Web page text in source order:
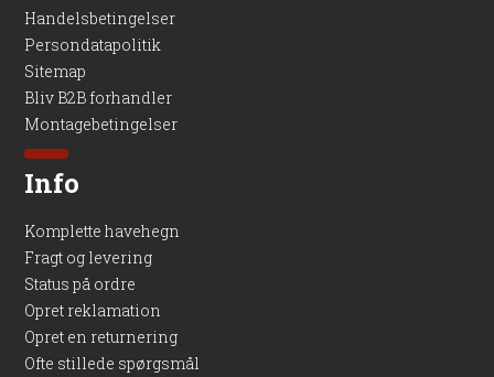
Handelsbetingelser
Persondatapolitik
Sitemap
Bliv B2B forhandler
Montagebetingelser
Info
Komplette havehegn
Fragt og levering
Status på ordre
Opret reklamation
Opret en returnering
Ofte stillede spørgsmål